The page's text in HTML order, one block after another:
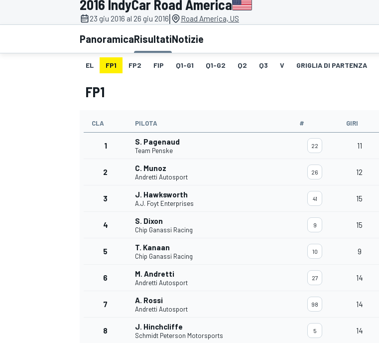
MOTOGP WEC
WRC
2016 IndyCar Road America
23 giu 2016 al 26 giu 2016| Road America, US
PanoramicaRisultatiNotizie
EL FP1 FP2 FIP Q1-G1 Q1-G2 Q2 Q3 V GRIGLIA DI PARTENZA
FP1
CLA PILOTA # GIRI
1 S. Pagenaud
Team Penske
22 11
2 C. Munoz
Andretti Autosport
26 12
3 J. Hawksworth
A.J. Foyt Enterprises
41 15
4 S. Dixon
Chip Ganassi Racing
9 15
5 T. Kanaan
Chip Ganassi Racing
10 9
6 M. Andretti
Andretti Autosport
27 14
7 A. Rossi
Andretti Autosport
98 14
8 J. Hinchcliffe
Schmidt Peterson Motorsports
5 14